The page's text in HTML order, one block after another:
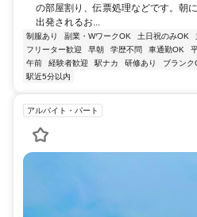
の部屋割り、伝票処理などです。朝
出発されるお...
制服あり 副業・WワークOK 土日祝のみOK
フリーター歓迎
早朝 学歴不問 車通勤OK
午前
経験者歓迎 駅ナカ 研修あり ブランク
駅近5分以内
アルバイト・パート